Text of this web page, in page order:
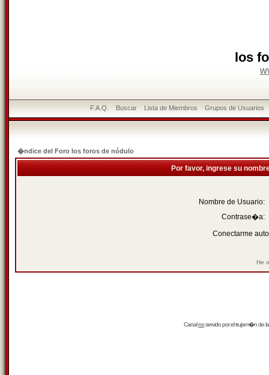
los
F.A.Q. Buscar Lista de Miembros Grupos de Usuarios
�ndice del Foro los foros de nódulo
Por favor, ingrese su
Nombre de Usuario:
Contrase�a:
Conectarme
He
Canalrssservido por eltrujam�nde